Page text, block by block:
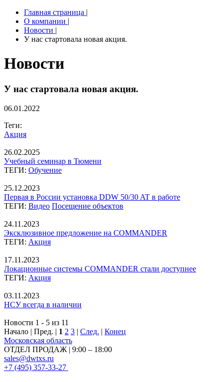
Главная страница |
О компании |
Новости |
У нас стартовала новая акция.
Новости
У нас стартовала новая акция.
06.01.2022
Теги:
Акция
26.02.2025
Учебный семинар в Тюмени
ТЕГИ: Обучение
25.12.2023
Первая в России установка DDW 50/30 AT в работе
ТЕГИ: Видео Посещение объектов
24.11.2023
Эксклюзивное предложение на COMMANDER
ТЕГИ: Акция
17.11.2023
Локационные системы COMMANDER стали доступнее
ТЕГИ: Акция
03.11.2023
НСУ всегда в наличии
Новости 1 - 5 из 11
Начало | Пред. | 1 2 3 | След. | Конец
Московская область
ОТДЕЛ ПРОДАЖ | 9:00 – 18:00
sales@dwtxs.ru
+7 (495) 357-33-27